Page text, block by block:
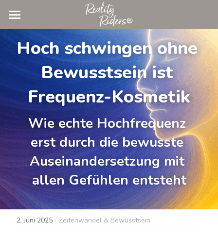
HOME
ANGEBOTE
POWERTOOLS
TESTIMONIALS
ÜBER CLAUDIA
PODCAST
BLOG
SHOP
Alle Kategorien
Hoch schwingen ohne
Bewusstsein ist
Frequenz-Kosmetik
Wie echte Hochfrequenz
erst durch die bewusste
Auseinandersetzung mit
allen Gefühlen entsteht
2. Juni 2025 · Zeitenwandel & Bewusstsein
SHOPKATEGORIEN
Alle Kategorien